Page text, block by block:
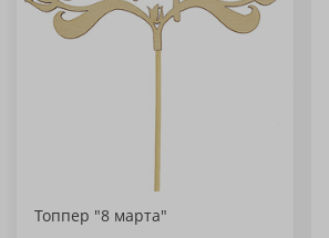
Топпер "8 марта"